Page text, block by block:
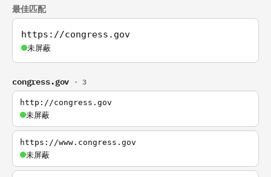
最佳匹配
https://congress.gov
未屏蔽
congress.gov · 3
http://congress.gov
未屏蔽
https://www.congress.gov
未屏蔽